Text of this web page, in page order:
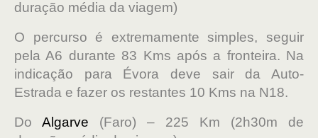
duração média da viagem)
O percurso é extremamente simples, seguir
pela A6 durante 83 Kms após a fronteira. Na
indicação para Évora deve sair da Auto-
Estrada e fazer os restantes 10 Kms na N18.
Do Algarve (Faro) – 225 Km (2h30m de